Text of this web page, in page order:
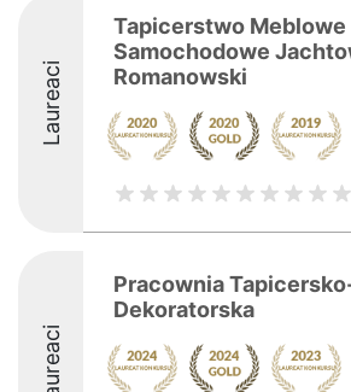
Laureaci
Tapicerstwo Meblowe
Samochodowe
Romanowski
Laureaci
Pracownia
Dekoratorska